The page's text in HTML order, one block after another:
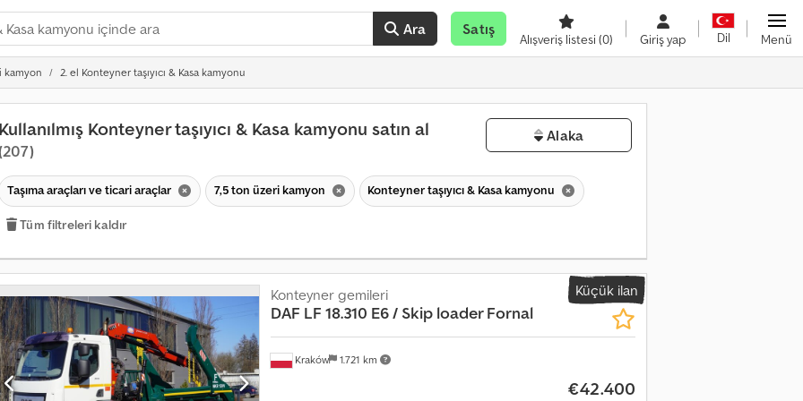
Ara Satış
Alışveriş listesi (0) Giriş yap Dil Menü
kamyon 2. el Konteyner taşıyıcı & Kasa kamyonu
Kullanılmış Konteyner taşıyıcı & Kasa kamyonu satın al Alaka
Taşıma araçları ve ticari araçlar 7,5 ton üzeri kamyon Konteyner taşıyıcı & Kasa kamyonu
Tüm filtreleri kaldır
Küçük ilan
Kraków 1.721 km
Konteyner gemileri
DAF LF 18.310 E6 / Skip loader Fornal
€42.400